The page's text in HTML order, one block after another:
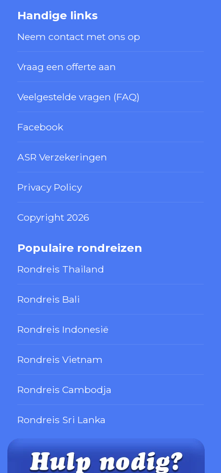
Handige links
Neem contact met ons op
Vraag een offerte aan
Veelgestelde vragen (FAQ)
Facebook
ASR Verzekeringen
Privacy Policy
Copyright 2026
Populaire rondreizen
Rondreis Thailand
Rondreis Bali
Rondreis Indonesië
Rondreis Vietnam
Rondreis Cambodja
Rondreis Sri Lanka